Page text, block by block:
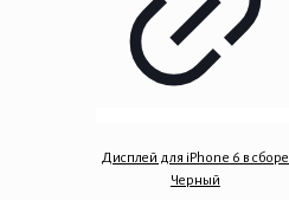
Дисплей для iPhone 6 в сборе
Черный